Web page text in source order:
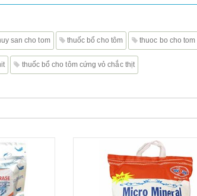
san cho tom thuốc bổ cho tôm thuoc bo cho tom
thuốc bổ cho tôm cứng vỏ chắc thịt